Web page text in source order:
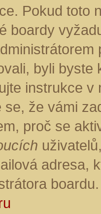
Pokud toto
boardy
byli byste
instrukce v
se, že vámi
proč se
adresa,
boardu.